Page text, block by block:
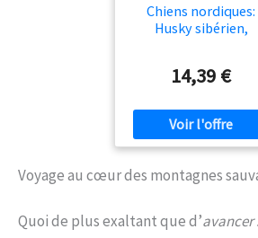
Chiens nordiques:
Husky sibérien,
Groenland
14,39 €
Voyage au cœur des montagnes
Quoi de plus exaltant que d’avancer